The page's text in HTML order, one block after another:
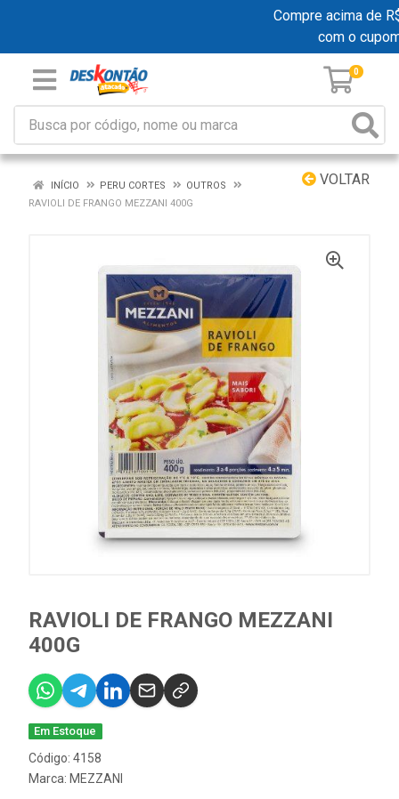
Compre acima de
com o
0
VOLTAR
INÍCIO PERU CORTES
OUTROS
RAVIOLI DE FRANGO MEZZANI 400G
RAVIOLI DE FRANGO MEZZANI
400G
Em Estoque
Código: 4158
Marca: MEZZANI